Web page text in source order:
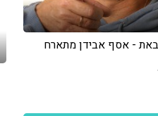
- אסף אבידן מתארח